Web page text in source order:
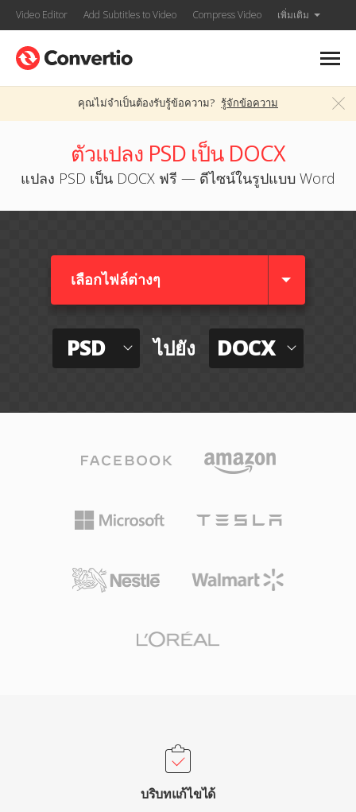
Video Editor Add Subtitles to Video Compress Video เพิ่มเติม
คุณไม่จำเป็นต้องรับรู้ข้อความ? รู้จักข้อความ
ตัวแปลง PSD เป็น DOCX
แปลง PSD เป็น DOCX ฟรี — ดีไซน์ในรูปแบบ Word
เลือกไฟล์ต่างๆ​
PSD ไปยัง DOCX
บริบทแก้ไขได้